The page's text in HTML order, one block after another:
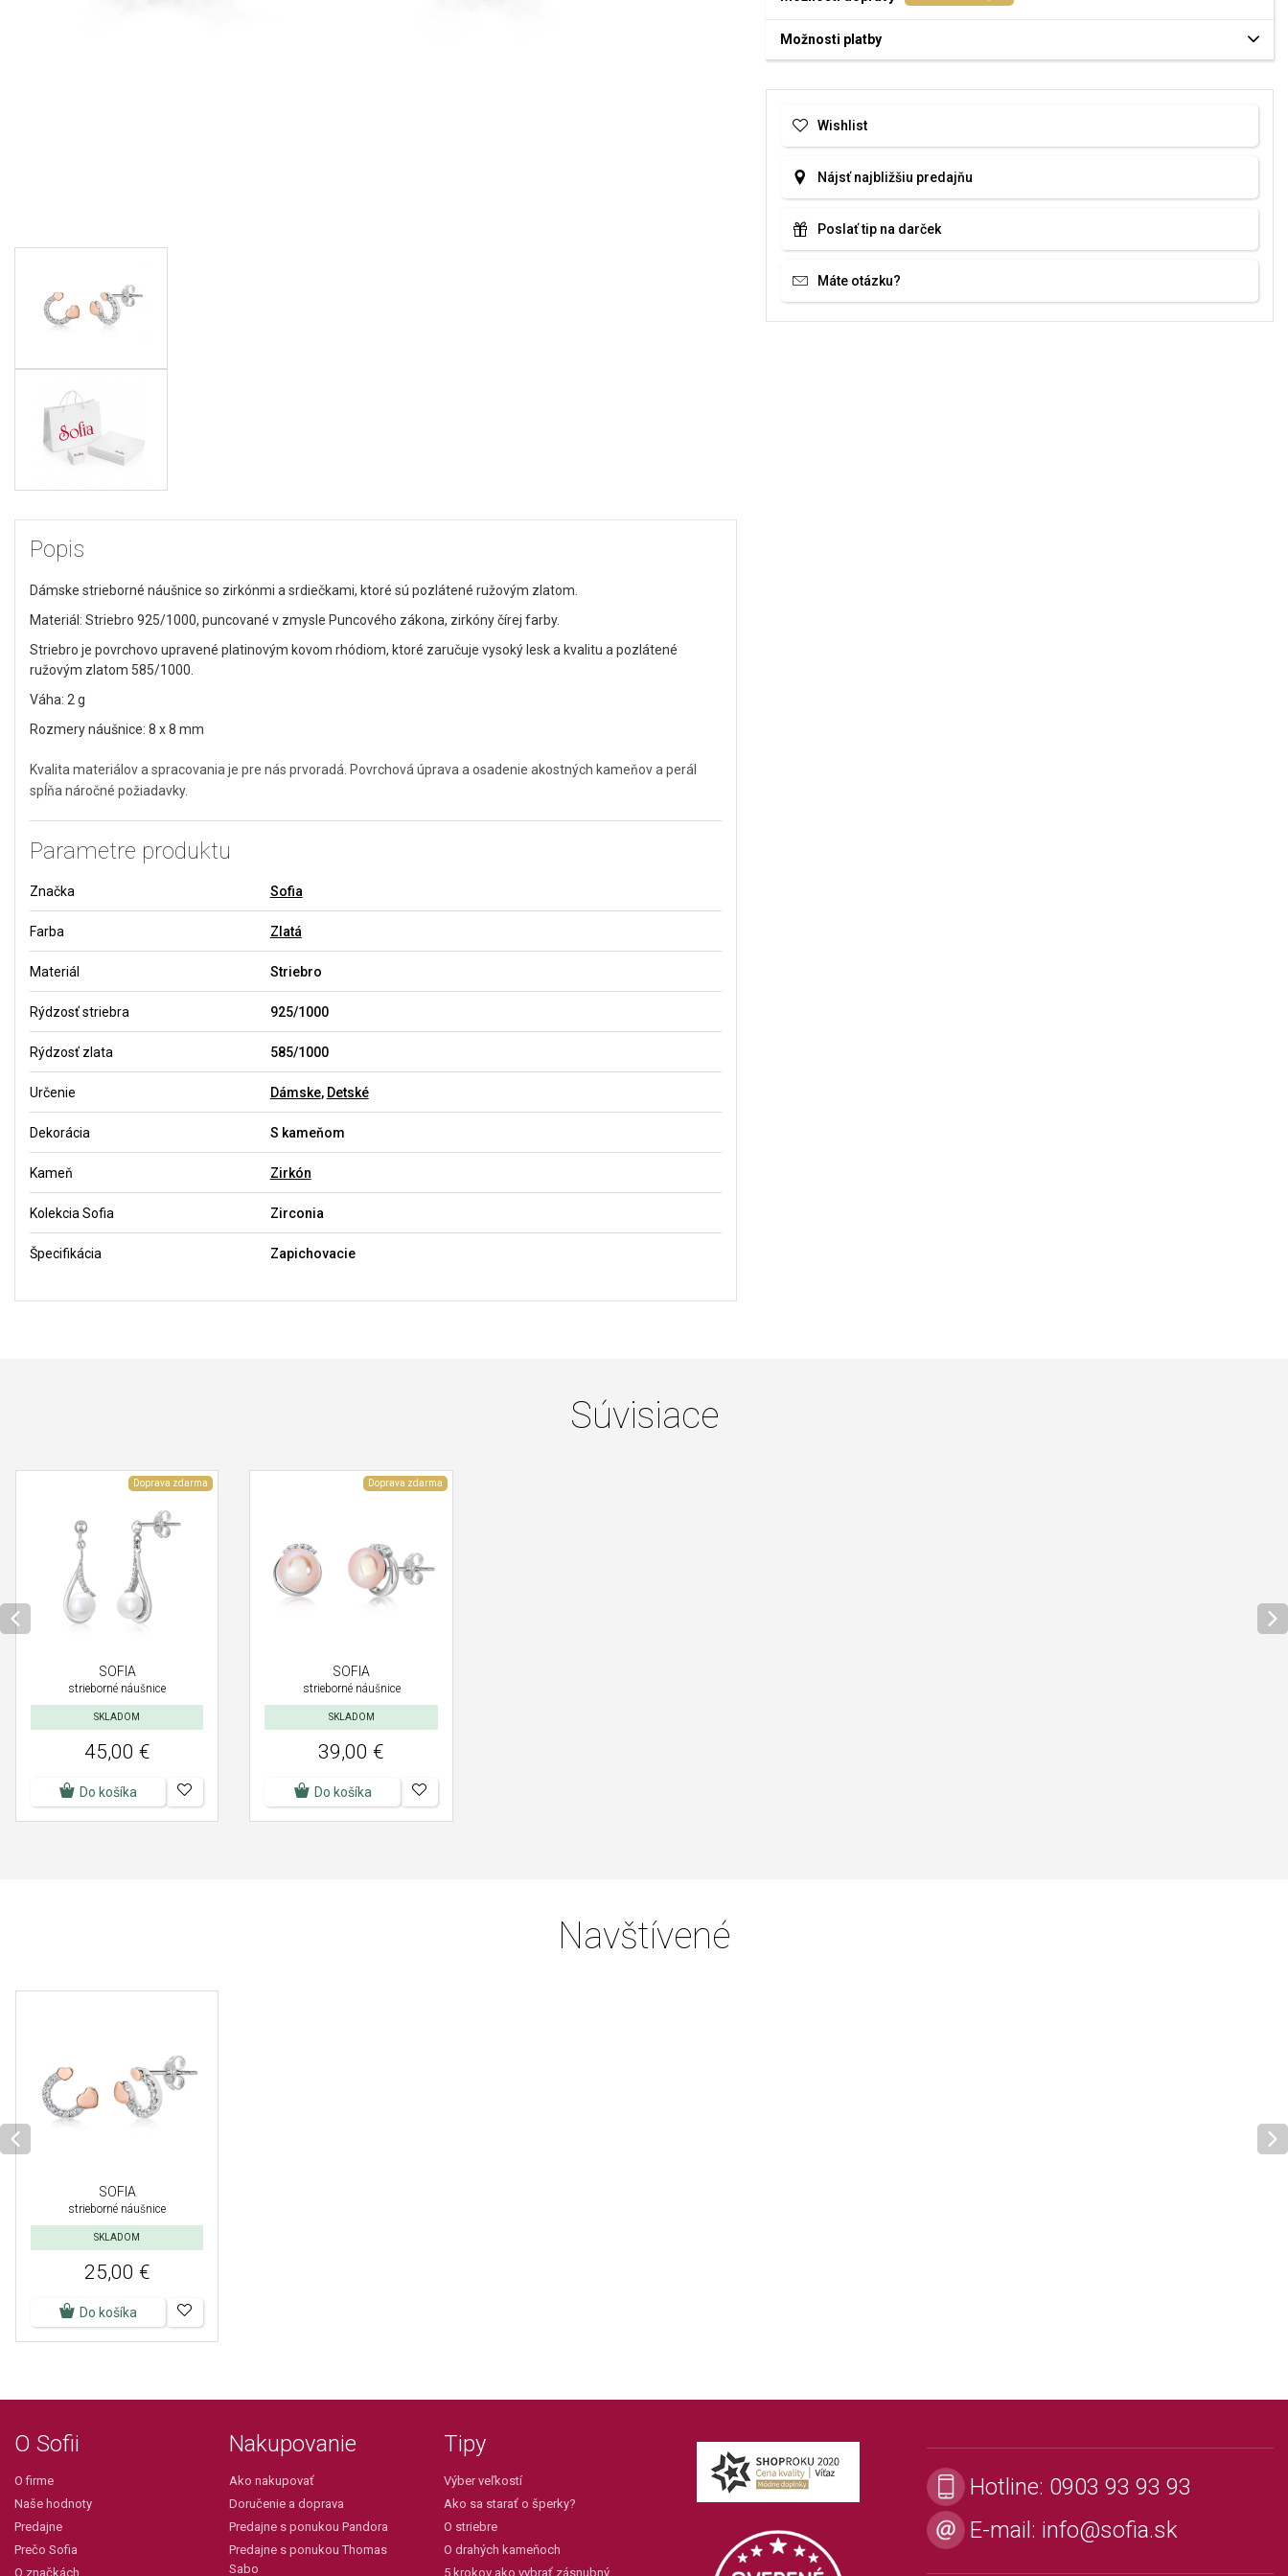
Popis
Dámske strieborné náušnice so zirkónmi a srdiečkami, ktoré sú pozlátené ružovým zlatom.
Materiál: Striebro 925/1000, puncované v zmysle Puncového zákona, zirkóny čírej farby.
Striebro je povrchovo upravené platinovým kovom rhódiom, ktoré zaručuje vysoký lesk a kvalitu a pozlátené
ružovým zlatom 585/1000.
Váha: 2 g
Rozmery náušnice: 8 x 8 mm
Kvalita materiálov a spracovania je pre nás prvoradá. Povrchová úprava a osadenie akostných kameňov a perál
spĺňa náročné požiadavky.
Parametre produktu
Značka Sofia
Farba Zlatá
Materiál Striebro
Rýdzosť striebra 925/1000
Rýdzosť zlata 585/1000
Určenie Dámske, Detské
Dekorácia S kameňom
Kameň Zirkón
Kolekcia Sofia Zirconia
Špecifikácia Zapichovacie
Možnosti platby
Wishlist
Nájsť najbližšiu predajňu
Poslať tip na darček
Máte otázku?
Súvisiace
Doprava zdarma
SOFIA
strieborné náušnice
SKLADOM
45,00 €
Do košíka
Doprava zdarma
SOFIA
strieborné náušnice
SKLADOM
39,00 €
Do košíka
Navštívené
SOFIA
strieborné náušnice
SKLADOM
25,00 €
Do košíka
O Sofii
O firme
Naše hodnoty
Predajne
Prečo Sofia
O značkách
Nakupovanie
Ako nakupovať
Doručenie a doprava
Predajne s ponukou Pandora
Predajne s ponukou Thomas
Sabo
Tipy
Výber veľkostí
Ako sa starať o šperky?
O striebre
O drahých kameňoch
5 krokov ako vybrať zásnubný
Hotline: 0903 93 93 93
E-mail: info@sofia.sk